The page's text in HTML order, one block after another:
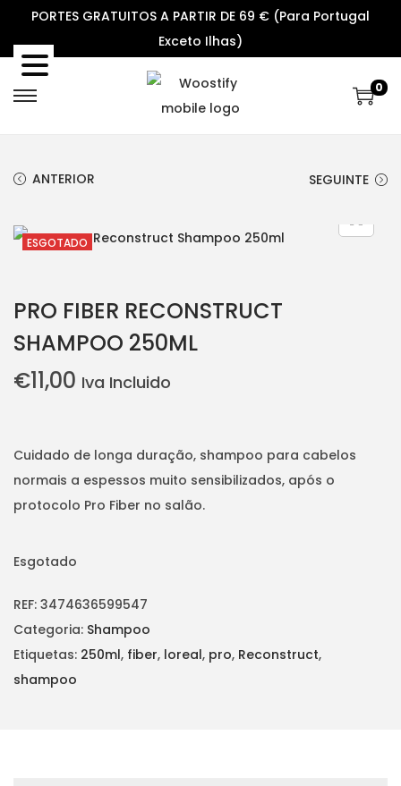
PORTES GRATUITOS A PARTIR DE 69 € (Para Portugal
Exceto Ilhas)
S
o
v
o
n
S
o
n
0
ANTERIOR SEGUINTE
ESGOTADO
PRO FIBER RECONSTRUCT
SHAMPOO 250ML
€11,00 Iva Incluido
Cuidado de longa duração, shampoo para cabelos
normais a espessos muito sensibilizados, após o
protocolo Pro Fiber no salão.
Esgotado
REF: 3474636599547
Categoria: Shampoo
Etiquetas: 250ml, fiber, loreal, pro, Reconstruct,
shampoo